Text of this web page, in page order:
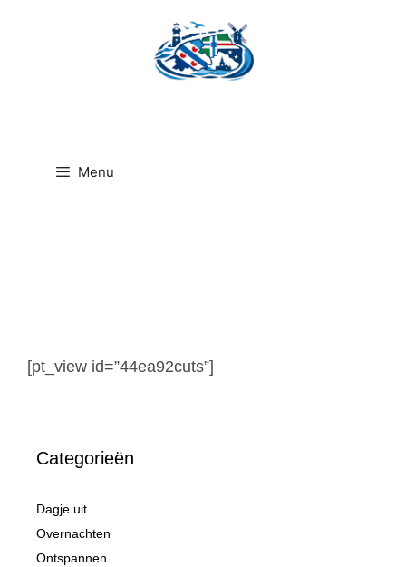
Menu
[pt_view id=”44ea92cuts”]
Categorieën
Dagje uit
Overnachten
Ontspannen